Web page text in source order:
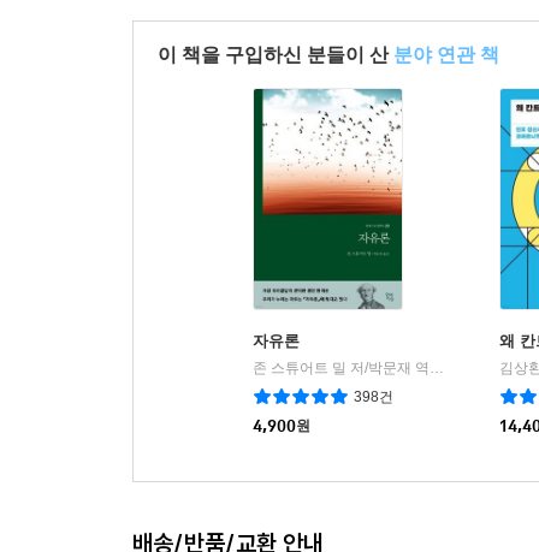
이 책을 구입하신 분들이 산 분야 연관 책
자유론
|
398건
4,900원
왜 칸
김상
배송/반품/교환 안내